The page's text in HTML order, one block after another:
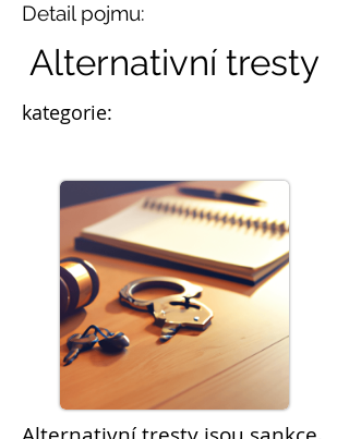
Detail pojmu:
Alternativní tresty
kategorie: